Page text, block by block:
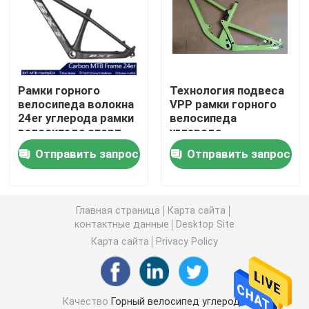
Рамка подвеса углерода полная
Рамка велосипеда дороги углерода
Рамка велосипеда следа углерода
Рамка велосипеда гравия углерода
Рамка велосипеда складчатости углерода
Вилка горного велосипеда углерода
Вилка велосипеда дороги углерода
Рамки горного
велосипеда волокна
24er углерода рамки
велосипеда спорт
MTB детей полные
Отправить запрос
Технология подвеса
VPP рамки горного
велосипеда
углерода
перемещения 150mm
полнаяОтправить запрос
Главная страница
Карта сайта
контактные данные
Desktop Site
Карта сайта
Privacy Policy
Качество Горный велосипед углерода